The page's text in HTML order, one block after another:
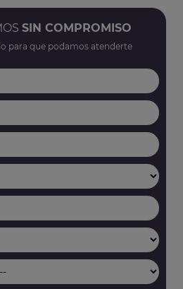
SIN COMPROMISO
para que podamos atenderte